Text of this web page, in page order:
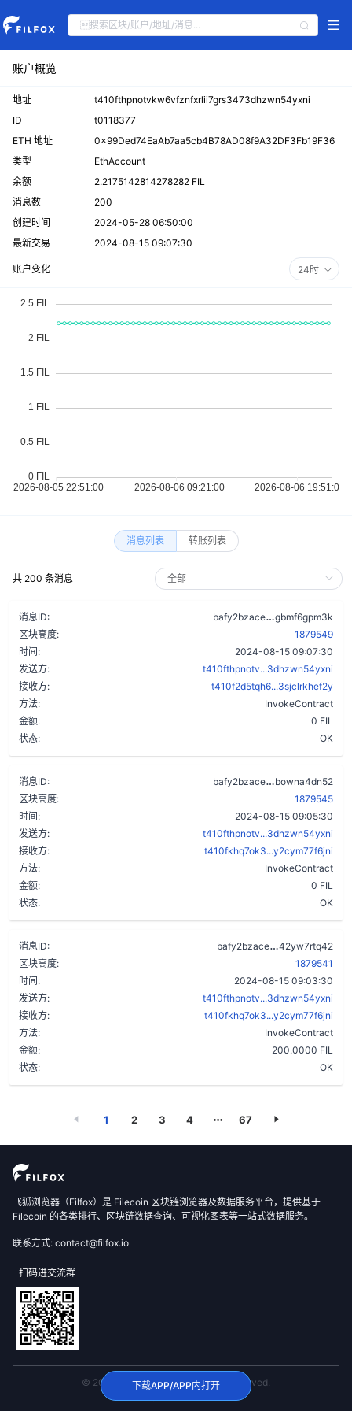
账户概览
地址
t410fthpnotvkw6vfznfxrlii7grs3473dhzwn54yxni
ID
t0118377
ETH 地址
0x99Ded74EaAb7aa5cb4B78AD08f9A32DF3Fb19F36
类型
EthAccount
余额
2.2175142814278282 FIL
消息数
200
创建时间
2024-05-28 06:50:00
最新交易
2024-08-15 09:07:30
账户变化 24时
消息列表 转账列表
共 200 条消息
消息ID: bafy2bzace
gbmf6gpm3k
区块高度:
1879549
时间:
2024-08-15 09:07:30
发送方:
t410fthpnotv...3dhzwn54yxni
接收方:
t410f2d5tqh6...3sjclrkhef2y
方法:
InvokeContract
金额:
0 FIL
状态:
OK
消息ID: bafy2bzace
bowna4dn52
区块高度:
1879545
时间:
2024-08-15 09:05:30
发送方:
t410fthpnotv...3dhzwn54yxni
接收方:
t410fkhq7ok3...y2cym77f6jni
方法:
InvokeContract
金额:
0 FIL
状态:
OK
消息ID: bafy2bzace
42yw7rtq42
区块高度:
1879541
时间:
2024-08-15 09:03:30
发送方:
t410fthpnotv...3dhzwn54yxni
接收方:
t410fkhq7ok3...y2cym77f6jni
方法:
InvokeContract
金额:
200.0000 FIL
状态:
OK
1 2 3 4 67
飞狐浏览器（Filfox）是 Filecoin 区块链浏览器及数据服务平台，提供基于
Filecoin 的各类排行、区块链数据查询、可视化图表等一站式数据服务。
联系方式: contact@filfox.io
扫码进交流群
© 2020 FilFox Project. All Rights Reserved.
下载APP/APP内打开